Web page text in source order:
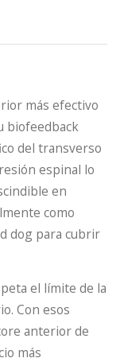
más efectivo
biofeedback
del transverso
espinal lo
en
como
dog para cubrir
el límite de la
Con esos
anterior de
más